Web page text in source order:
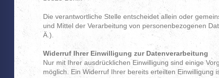
Die verantwortliche Stelle entscheidet allein oder
und Mittel der Verarbeitung von personenbezogenen
Ä.).
Widerruf Ihrer Einwilligung zur Datenverarbeitung
Nur mit Ihrer ausdrücklichen Einwilligung sind einige
möglich. Ein Widerruf Ihrer bereits erteilten Einwilligung